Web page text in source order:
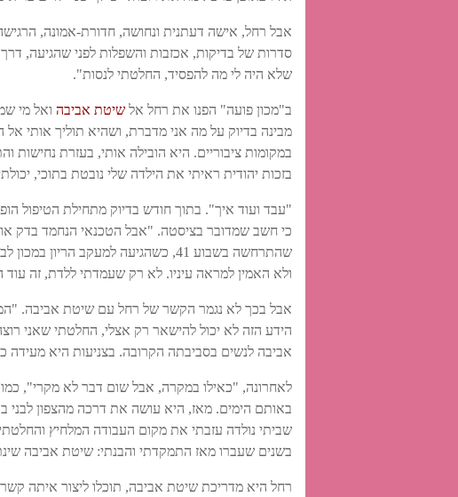
אבל רחל, אישה דעתנית ונחושה, חדורת-אמונה,
סדרות של בדיקות, אכזבות והשפלות לפני שהגיעה,
שלא היה לי מה להפסיד, החלטתי לנסות".
ב"מכון פועה" הפנו את רחל אל שיטת אביבה ואל מי
מבינה בדיוק על מה אני מדברת, ושהיא תוליך אותי
במקומות ציבוריים. היא הובילה אותי, בעזרת
בזכות יהודית ראיתי את הילדה שלי נובטת בתוכי,
"עבד ועוד איך". בתוך חודש בדיוק מתחילת הטיפול
כי חשב שמדובר בציסטה. "אבל הטכנאי הנחמד בדק
שהתרחשה בשבוע 41, כשהגיעה למעקב
ולא האמין למראה עיניו. לא רק שעמדתי ללדת, זה
אבל בכך לא נגמר הקשר של רחל עם שיטת אביבה.
הידע הזה לא יכול להישאר רק אצלי, החלטתי שאני
אביבה לנשים בסביבתה הקרובה. בצניעות היא מעידה
לאחרונה, "כאילו במקרה, אבל שום דבר לא מקרי",
באותם הימים. מאז, היא עושה את דרכה מהצפון לבני
שביתי נולדה עזבתי את מקום העבודה המלחיץ
בשנים שעברו מאז התמקדתי והבנתי: שיטת אביבה
רחל היא מדריכת שיטת אביבה, תוכלו ליצור איתה